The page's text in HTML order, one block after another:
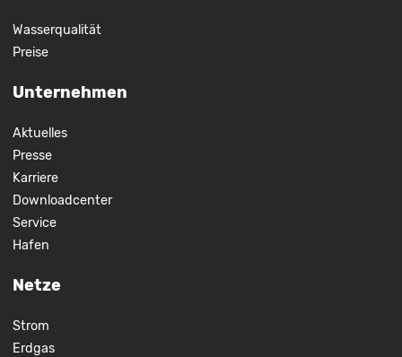
Wasserqualität
Preise
Unternehmen
Aktuelles
Presse
Karriere
Downloadcenter
Service
Hafen
Netze
Strom
Erdgas